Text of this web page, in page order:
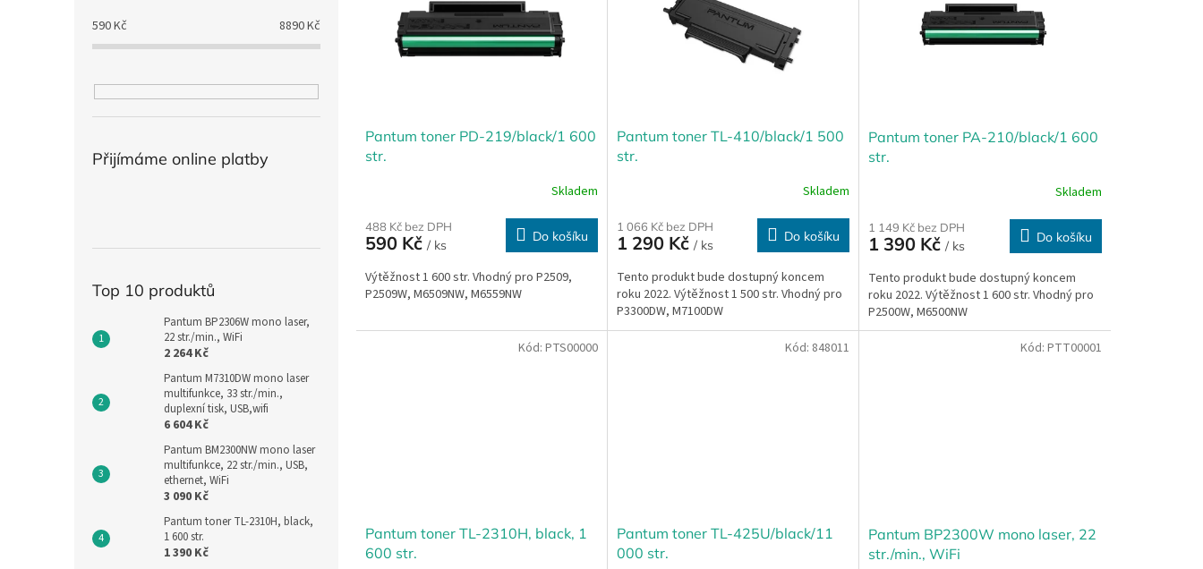
590Kč 8890Kč
Přijímáme online platby
Top 10 produktů
Pantum BP2306W mono laser,
22 str./min., WiFi
2 264 Kč
Pantum M7310DW mono laser
multifunkce, 33 str./min.,
duplexní tisk, USB,wifi
6 604 Kč
Pantum BM2300NW mono laser
multifunkce, 22 str./min., USB,
ethernet, WiFi
3 090 Kč
Pantum toner TL-2310H, black,
1 600 str.
1 390 Kč
Pantum toner PD-219/black/1 600
str.
Skladem
488 Kč bez DPH
590 Kč / ks
Do košíku
Výtěžnost 1 600 str. Vhodný pro P2509,
P2509W, M6509NW, M6559NW
Pantum toner TL-410/black/1 500
str.
Skladem
1 066 Kč bez DPH
1 290 Kč / ks
Do košíku
Tento produkt bude dostupný koncem
roku 2022. Výtěžnost 1 500 str. Vhodný pro
P3300DW, M7100DW
Pantum toner PA-210/black/1 600
str.
Skladem
1 149 Kč bez DPH
1 390 Kč / ks
Do košíku
Tento produkt bude dostupný koncem
roku 2022. Výtěžnost 1 600 str. Vhodný pro
P2500W, M6500NW
Pantum toner TL-2310H, black, 1
600 str.
Kód: PTS00000
Pantum toner TL-425U/black/11
000 str.
Kód: 848011
Pantum BP2300W mono laser, 22
str./min., WiFi
Kód: PTT00001